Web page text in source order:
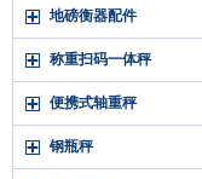
地磅衡器配件
称重扫码一体秤
便携式轴重秤
钢瓶秤